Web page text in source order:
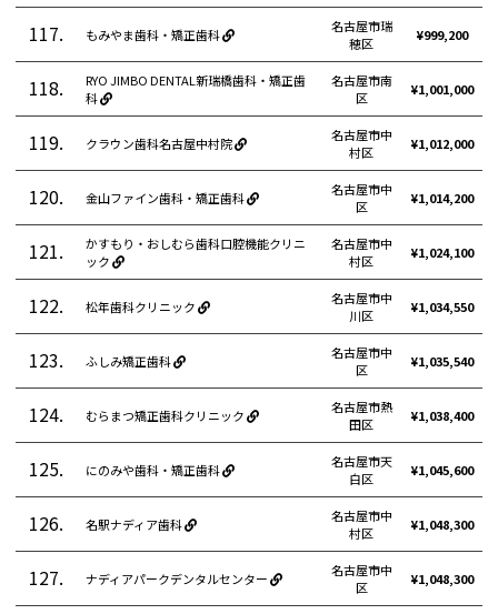
117. もみやま歯科・矯正歯科
名古屋市瑞
穂区
¥999,200
118.
RYO JIMBO DENTAL新瑞橋歯科・矯正歯
科
名古屋市南
区
¥1,001,000
119. クラウン歯科名古屋中村院
名古屋市中
村区
¥1,012,000
120. 金山ファイン歯科・矯正歯科
名古屋市中
区
¥1,014,200
121.
かすもり・おしむら歯科口腔機能クリニ
ック
名古屋市中
村区
¥1,024,100
122. 松年歯科クリニック
名古屋市中
川区
¥1,034,550
123. ふしみ矯正歯科
名古屋市中
区
¥1,035,540
124. むらまつ矯正歯科クリニック
名古屋市熱
田区
¥1,038,400
125. にのみや歯科・矯正歯科
名古屋市天
白区
¥1,045,600
126. 名駅ナディア歯科
名古屋市中
村区
¥1,048,300
127. ナディアパークデンタルセンター
名古屋市中
区
¥1,048,300